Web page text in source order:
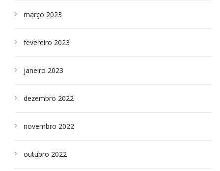
março 2023
fevereiro 2023
janeiro 2023
dezembro 2022
novembro 2022
outubro 2022